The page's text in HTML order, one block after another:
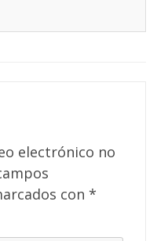
electrónico no
con *